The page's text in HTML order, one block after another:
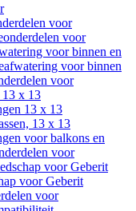
voor
voor
voor binnen en
voor binnen
voor
x 13
13 x 13
13 x 13
voor balkons en
voor
voor Geberit
voor Geberit
voor